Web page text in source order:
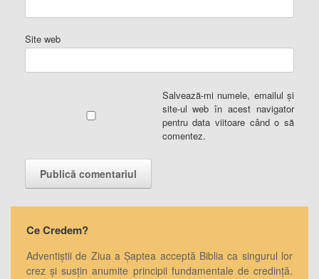
Site web
Salvează-mi numele, emailul și
site-ul web în acest navigator
pentru data viitoare când o să
comentez.
Ce Credem?
Adventiștii de Ziua a Șaptea acceptă Biblia ca singurul lor
crez și susțin anumite principii fundamentale de credință.